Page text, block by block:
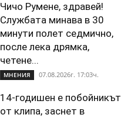
Чичо Румене, здравей!
Службата минава в 30
минути полет седмично,
после лека дрямка,
четене...
МНЕНИЯ 07.08.2026г. 17:03ч.
14-годишен е побойникът
от клипа, заснет в